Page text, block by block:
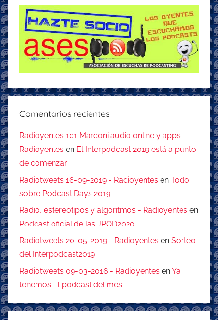
Comentarios recientes
Radioyentes 101 Marconi audio online y apps -
Radioyentes en El Interpodcast 2019 está a punto
de comenzar
Radiotweets 16-09-2019 - Radioyentes en Todo
sobre Podcast Days 2019
Radio, estereotipos y algoritmos - Radioyentes en
Podcast oficial de las JPOD2020
Radiotweets 20-05-2019 - Radioyentes en Sorteo
del Interpodcast2019
Radiotweets 09-03-2016 - Radioyentes enYa
tenemos El podcast del mes